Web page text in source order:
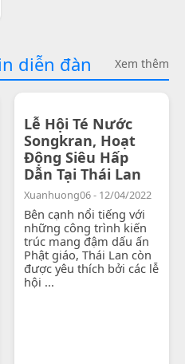
diễn đàn Xem thêm
Lễ Hội Té Nước
Songkran, Hoạt
Động Siêu Hấp
Dẫn Tại Thái Lan
Xuanhuong06 - 12/04/2022
Bên cạnh nổi tiếng với
những công trình kiến
trúc mang đậm dấu ấn
Phật giáo, Thái Lan còn
được yêu thích bởi các lễ
hội ...